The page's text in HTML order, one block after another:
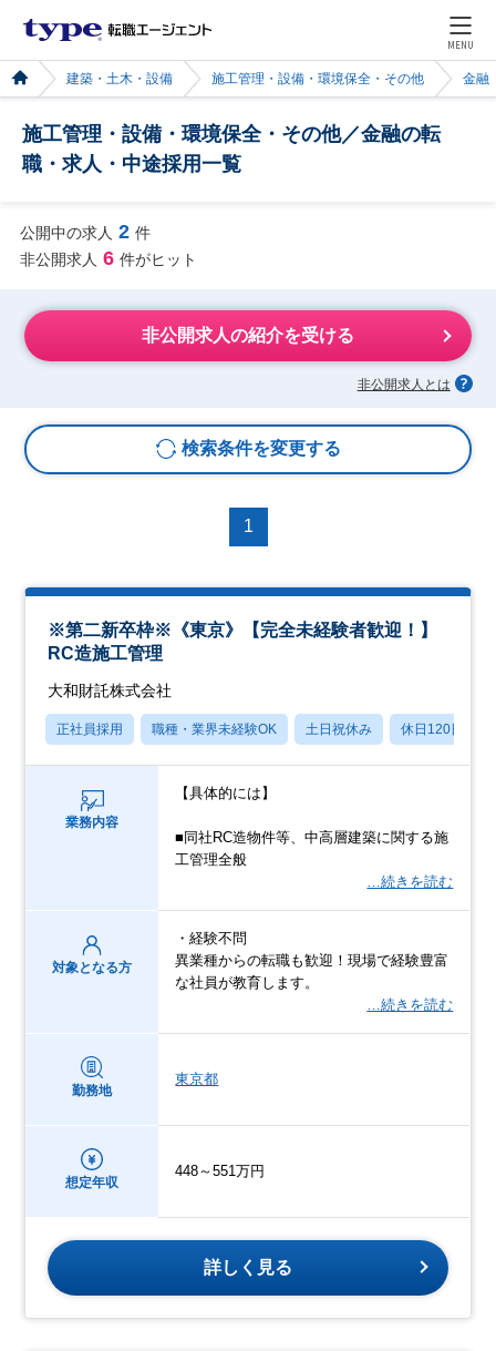
MENU
建築・土木・設備 施工管理・設備・環境保全・その他 金融
施工管理・設備・環境保全・その他／金融の転
職・求人・中途採用一覧
公開中の求人 2 件
非公開求人 6 件がヒット
非公開求人の紹介を受ける
非公開求人とは
検索条件を変更する
1
※第二新卒枠※《東京》【完全未経験者歓迎！】
RC造施工管理
大和財託株式会社
正社員採用 職種・業界未経験OK 土日祝休み 休日120日以上
業務内容
【具体的には】
■同社RC造物件等、中高層建築に関する施
工管理全般
…続きを読む
対象となる方
・経験不問
異業種からの転職も歓迎！現場で経験豊富
な社員が教育します。
…続きを読む
勤務地
東京都
想定年収
448～551万円
詳しく見る